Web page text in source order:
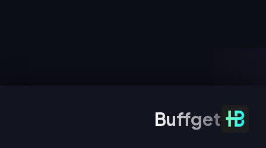
الاشتراك في العروضBuffget